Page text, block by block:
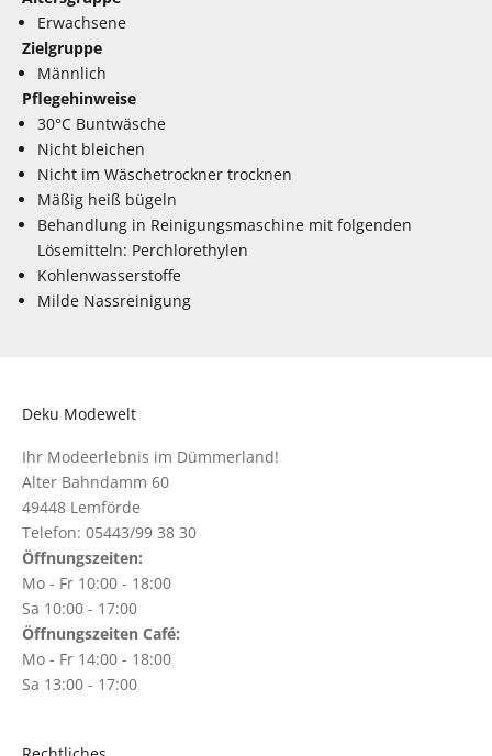
Erwachsene
Zielgruppe
Männlich
Pflegehinweise
30°C Buntwäsche
Nicht bleichen
Nicht im Wäschetrockner trocknen
Mäßig heiß bügeln
Behandlung in Reinigungsmaschine mit folgenden
Lösemitteln: Perchlorethylen
Kohlenwasserstoffe
Milde Nassreinigung
Deku Modewelt
Ihr Modeerlebnis im Dümmerland!
Alter Bahndamm 60
49448 Lemförde
Telefon: 05443/99 38 30
Öffnungszeiten:
Mo - Fr 10:00 - 18:00
Sa 10:00 - 17:00
Öffnungszeiten Café:
Mo - Fr 14:00 - 18:00
Sa 13:00 - 17:00